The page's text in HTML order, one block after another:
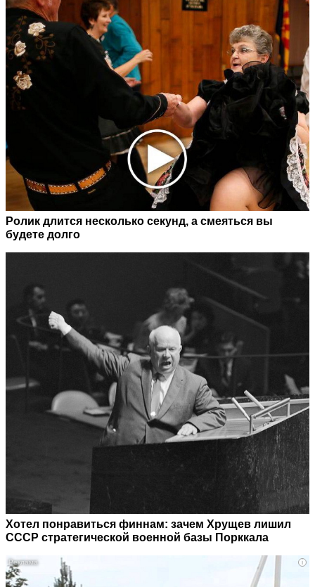
Ролик длится несколько секунд, а смеяться вы
будете долго
Хотел понравиться финнам: зачем Хрущев лишил
СССР стратегической военной базы Порккала
i